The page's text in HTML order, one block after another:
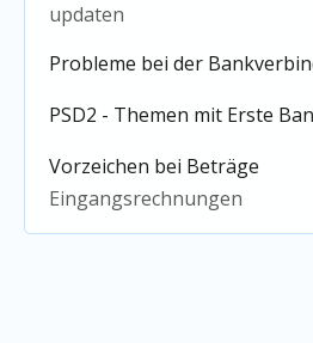
updaten
Probleme bei der
PSD2 - Themen mit Erste
Vorzeichen bei Beträge
Eingangsrechnungen